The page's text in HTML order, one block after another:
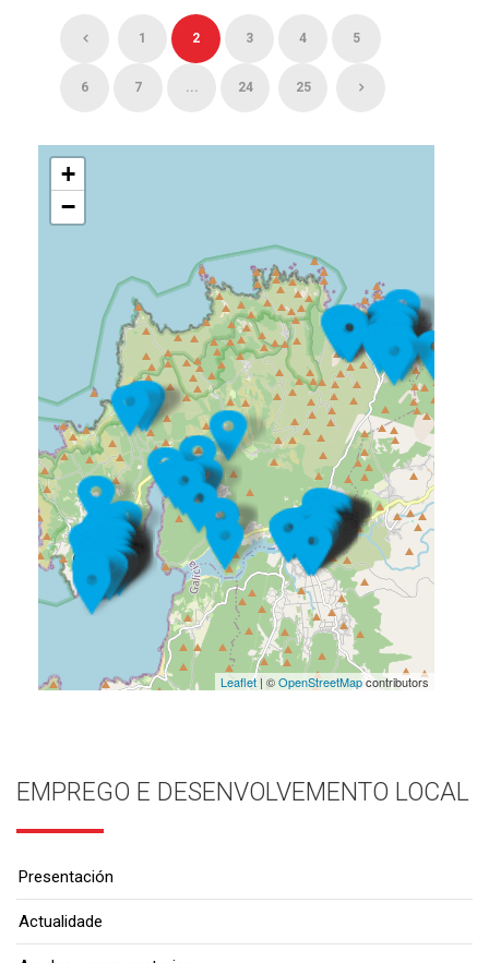
1 2 3 4 5
6 7 ... 24 25
+
−
Leaflet| ©OpenStreetMapcontributors
EMPREGO E DESENVOLVEMENTO LOCAL
Presentación
Actualidade